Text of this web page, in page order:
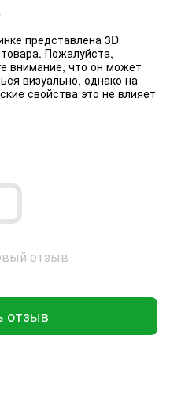
представлена 3D
Пожалуйста,
внимание, что он может
визуально, однако на
свойства это не влияет
отзыв
отзыв